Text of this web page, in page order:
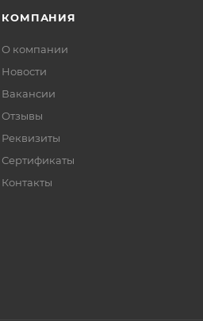
КОМПАНИЯ
О компании
Новости
Вакансии
Отзывы
Реквизиты
Сертификаты
Контакты